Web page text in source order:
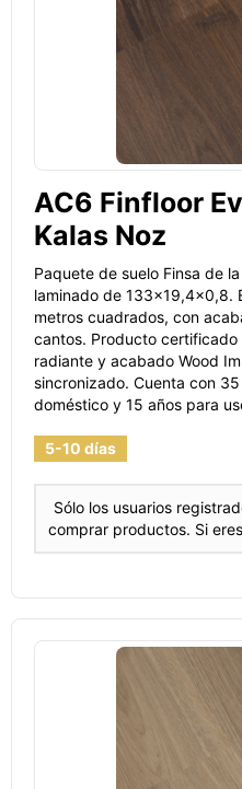
AC6 Finfloor
Kalas Noz
Paquete de suelo Finsa de
laminado de 133x19,4x0,8.
metros cuadrados, con
cantos. Producto certificado
radiante y acabado Wood
sincronizado. Cuenta con
doméstico y 15 años para
5-10 días
Sólo los usuarios
comprar productos. Si